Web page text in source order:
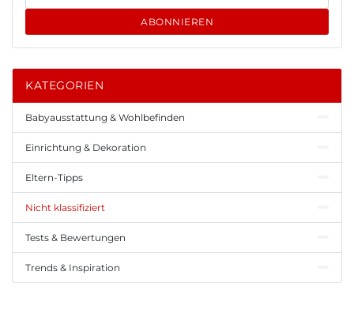
ABONNIEREN
KATEGORIEN
Babyausstattung & Wohlbefinden
Einrichtung & Dekoration
Eltern-Tipps
Nicht klassifiziert
Tests & Bewertungen
Trends & Inspiration